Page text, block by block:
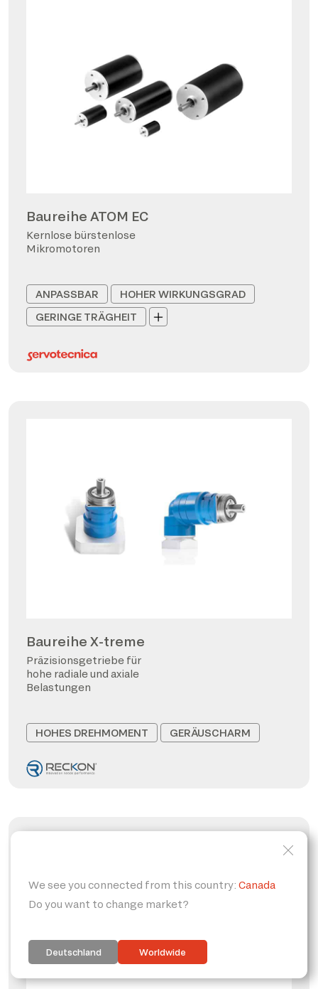
Baureihe ATOM EC
Kernlose bürstenlose
Mikromotoren
ANPASSBAR
HOHER WIRKUNGSGRAD
GERINGE TRÄGHEIT
Baureihe X-treme
Präzisionsgetriebe für
hohe radiale und axiale
Belastungen
HOHES DREHMOMENT GERÄUSCHARM